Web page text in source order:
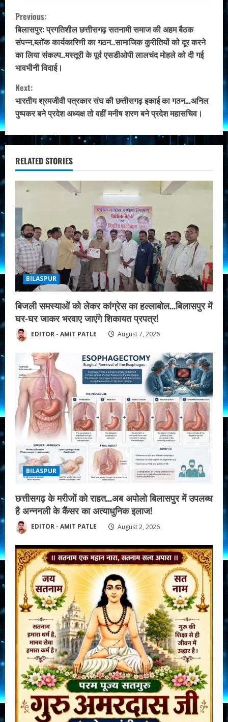
C
o
n
t
i
n
u
e
R
e
a
d
i
n
g
Previous:
बिलासपुर: प्रगतिशील छत्तीसगढ़ सतनामी समाज की अहम बैठक
संपन्न,ब्लॉक कार्यकारिणी का गठन..सामाजिक कुरीतियों को दूर करने
का लिया संकल्प..मस्तूरी के पूर्व एसडीओपी लालचंद मोहले को दी गई
भावभीनी विदाई।
Next:
भारतीय श्रमजीवी पत्रकार संघ की छत्तीसगढ़ इकाई का गठन…अनिल
पुष्पकर बने प्रदेश अध्यक्ष तो वहीं मनीष शरण बने प्रदेश महासचिव।
RELATED STORIES
BILASPUR
बिजली समस्याओं को लेकर कांग्रेस का हल्लाबोल…बिलासपुर में
घर-घर जाकर भरवाए जाएंगे शिकायत प्रपत्र!
EDITOR - AMIT PATLE August 7, 2026
BILASPUR
छत्तीसगढ़ के मरीजों को राहत…अब अपोलो बिलासपुर में उपलब्ध
है अन्ननली के कैंसर का अत्याधुनिक इलाज!
EDITOR - AMIT PATLE August 2, 2026